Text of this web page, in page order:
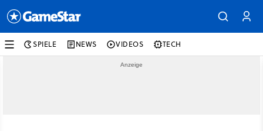
SPIELE NEWS VIDEOS TECH